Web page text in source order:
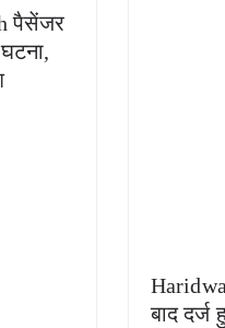
पैसेंजर
बाद दर्ज